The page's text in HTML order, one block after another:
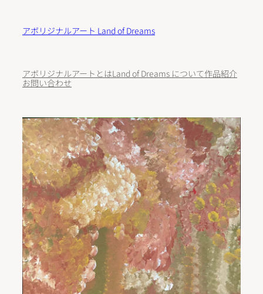
アボリジナルアート Land of Dreams
アボリジナルアートとはLand of Dreams について作品紹介
お問い合わせ